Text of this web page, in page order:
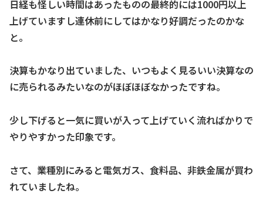
日経も怪しい時間はあったものの最終的には1000円以上
上げていますし連休前にしてはかなり好調だったのかな
と。
決算もかなり出ていました、いつもよく見るいい決算なの
に売られるみたいなのがほぼほぼなかったですね。
少し下げると一気に買いが入って上げていく流ればかりで
やりやすかった印象です。
さて、業種別にみると電気ガス、食料品、非鉄金属が買わ
れていましたね。